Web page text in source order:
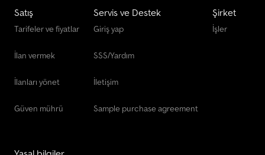
Satış
Tarifeler ve fiyatlar
İlan vermek
İlanları yönet
Güven mührü
Servis ve Destek
Giriş yap
SSS/Yardım
İletişim
Sample purchase agreement
Şirket
İşler